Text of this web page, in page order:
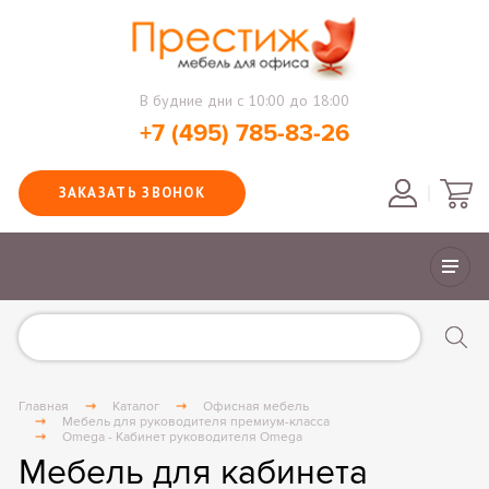
В будние дни с 10:00 до 18:00
+7 (495) 785-83-26
ЗАКАЗАТЬ ЗВОНОК
Главная Каталог
Офисная мебель
Мебель для руководителя премиум-класса
Omega - Кабинет руководителя Omega
Мебель для кабинета